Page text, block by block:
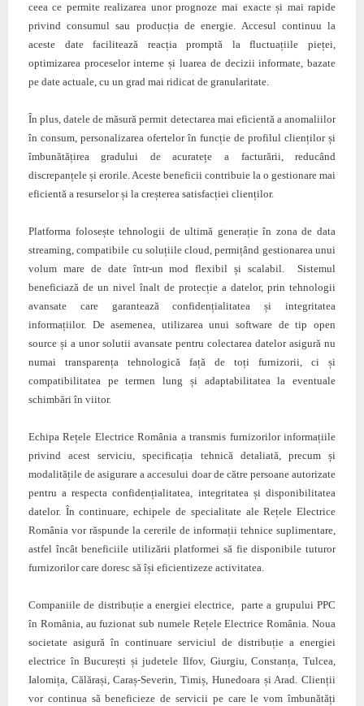
ceea ce permite realizarea unor prognoze mai exacte și mai rapide
privind consumul sau producția de energie. Accesul continuu la
aceste date facilitează reacția promptă la fluctuațiile pieței,
optimizarea proceselor interne și luarea de decizii informate, bazate
pe date actuale, cu un grad mai ridicat de granularitate.
În plus, datele de măsură permit detectarea mai eficientă a anomaliilor
în consum, personalizarea ofertelor în funcție de profilul clienților și
îmbunătățirea gradului de acuratețe a facturării, reducând
discrepanțele și erorile. Aceste beneficii contribuie la o gestionare mai
eficientă a resurselor și la creșterea satisfacției clienților.
Platforma folosește tehnologii de ultimă generație în zona de data
streaming, compatibile cu soluțiile cloud, permițând gestionarea unui
volum mare de date într-un mod flexibil și scalabil. Sistemul
beneficiază de un nivel înalt de protecție a datelor, prin tehnologii
avansate care garantează confidențialitatea și integritatea
informațiilor. De asemenea, utilizarea unui software de tip open
source și a unor solutii avansate pentru colectarea datelor asigură nu
numai transparența tehnologică față de toți furnizorii, ci și
compatibilitatea pe termen lung și adaptabilitatea la eventuale
schimbări în viitor.
Echipa Rețele Electrice România a transmis furnizorilor informațiile
privind acest serviciu, specificația tehnică detaliată, precum și
modalitățile de asigurare a accesului doar de către persoane autorizate
pentru a respecta confidențialitatea, integritatea și disponibilitatea
datelor. În continuare, echipele de specialitate ale Rețele Electrice
România vor răspunde la cererile de informații tehnice suplimentare,
astfel încât beneficiile utilizării platformei să fie disponibile tuturor
furnizorilor care doresc să își eficientizeze activitatea.
Companiile de distribuție a energiei electrice, parte a grupului PPC
în România, au fuzionat sub numele Rețele Electrice România. Noua
societate asigură în continuare serviciul de distribuție a energiei
electrice în București și judetele Ilfov, Giurgiu, Constanța, Tulcea,
Ialomița, Călărași, Caraș-Severin, Timiș, Hunedoara și Arad.Clienții
vor continua să beneficieze de servicii pe care le vom îmbunătăți